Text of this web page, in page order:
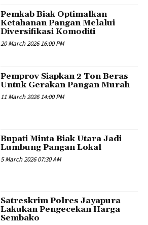
Pemkab Biak Optimalkan
Ketahanan Pangan Melalui
Diversifikasi Komoditi
20 March 2026 16:00 PM
Pemprov Siapkan 2 Ton Beras
Untuk Gerakan Pangan Murah
11 March 2026 14:00 PM
Bupati Minta Biak Utara Jadi
Lumbung Pangan Lokal
5 March 2026 07:30 AM
Satreskrim Polres Jayapura
Lakukan Pengecekan Harga
Sembako